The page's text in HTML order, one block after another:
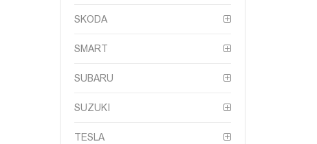
SKODA
SMART
SUBARU
SUZUKI
TESLA